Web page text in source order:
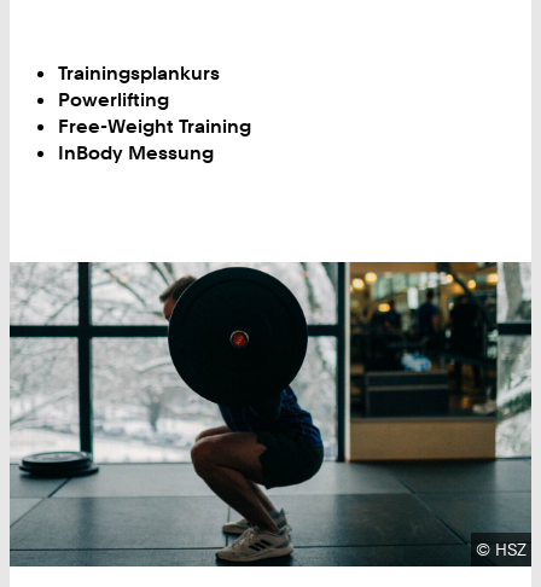
Trainingsplankurs
Powerlifting
Free-Weight Training
InBody Messung
© HSZ